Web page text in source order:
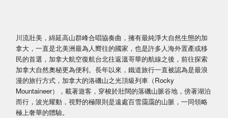
川流壯美，綿延高山群峰合唱協奏曲，擁有最純淨大自然生態的加
拿大，一直是北美洲最為人嚮往的國家，也是許多人海外置產或移
民的首選，加拿大航空復航台北往返溫哥華的航線之後，前往探索
加拿大自然奧秘更為便利。長年以來，鐵道旅行一直被認為是最浪
漫的旅行方式，加拿大的洛磯山之光頂級列車（Rocky
Mountaineer），載著遊客，穿梭於壯闊的落磯山脈谷地，傍著湖泊
而行，波光耀動，視野的極限則是遠處百雪靄靄的山脈，一同領略
極上奢華的體驗。